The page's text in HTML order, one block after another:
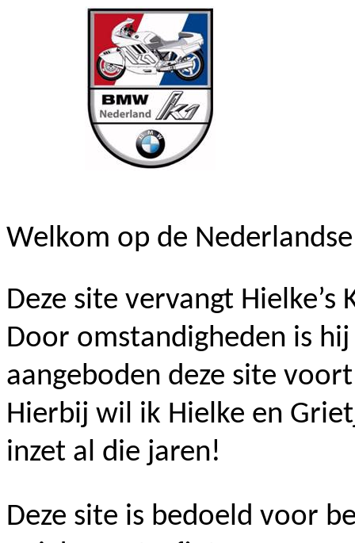
Welkom op de
Deze site vervangt Hielke’s
Door omstandigheden is
aangeboden deze site
Hierbij wil ik Hielke en
inzet al die jaren!
Deze site is bedoeld voor